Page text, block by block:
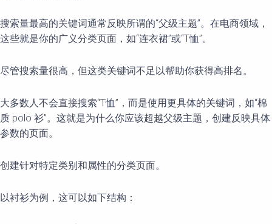
搜索量最高的关键词通常反映所谓的“父级主题”。在电商领域，
这些就是你的广义分类页面，如“连衣裙”或“T恤”。
尽管搜索量很高，但这类关键词不足以帮助你获得高排名。
大多数人不会直接搜索“T恤”，而是使用更具体的关键词，如“棉
质 polo 衫”。这就是为什么你应该超越父级主题，创建反映具体
参数的页面。
创建针对特定类别和属性的分类页面。
以衬衫为例，这可以如下结构：